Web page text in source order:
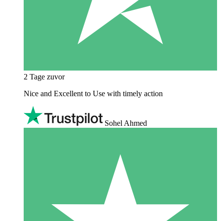
2 Tage zuvor
Nice and Excellent to Use with timely action
Sohel Ahmed